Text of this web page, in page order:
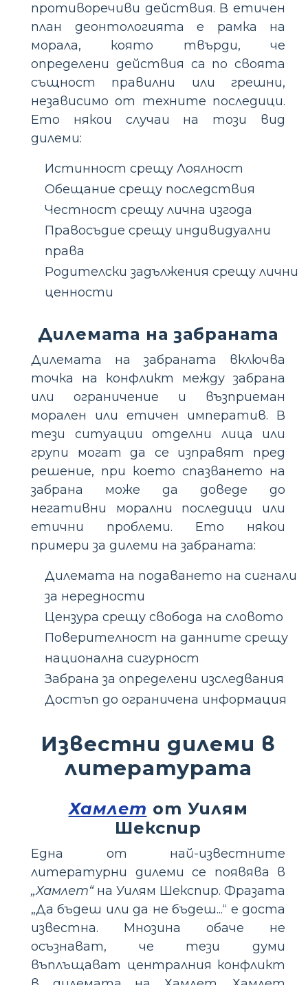
противоречиви действия. В етичен
план деонтологията е рамка на
морала, която твърди, че
определени действия са по своята
същност правилни или грешни,
независимо от техните последици.
Ето някои случаи на този вид
дилеми:
Истинност срещу Лоялност
Обещание срещу последствия
Честност срещу лична изгода
Правосъдие срещу индивидуални
права
Родителски задължения срещу лични
ценности
Дилемата на забраната
Дилемата на забраната включва
точка на конфликт между забрана
или ограничение и възприеман
морален или етичен императив. В
тези ситуации отделни лица или
групи могат да се изправят пред
решение, при което спазването на
забрана може да доведе до
негативни морални последици или
етични проблеми. Ето някои
примери за дилеми на забраната:
Дилемата на подаването на сигнали
за нередности
Цензура срещу свобода на словото
Поверителност на данните срещу
национална сигурност
Забрана за определени изследвания
Достъп до ограничена информация
Известни дилеми в
литературата
Хамлет от Уилям
Шекспир
Една от най-известните
литературни дилеми се появява в
„Хамлет“на Уилям Шекспир. Фразата
„Да бъдеш или да не бъдеш...“ е доста
известна. Мнозина обаче не
осъзнават, че тези думи
въплъщават централния конфликт